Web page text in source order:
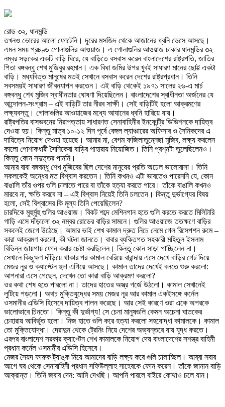
রোড ৩২, ধানমন্ডি
তখনও ভোরের আলো ফোটেনি। দূরের মসজিদ থেকে আজানের ধ্বনি ভেসে আসছে।
এমন সময় প্রচণ্ড গোলাগুলির আওয়াজ। এ গোলাগুলির আওয়াজ ঢাকার ধানমন্ডির ৩২
নম্বর সড়কের একটি বাড়ি ঘিরে, যে বাড়িতে বসবাস করেন বাংলাদেশের রাষ্ট্রপতি, জাতির
পিতা বঙ্গবন্ধু শেখ মুজিবুর রহমান। এক বিঘা জমির উপর খুবই সাধারণ মানের ছোট্ট একটা
বাড়ি। মধ্যবিত্ত মানুষের মতই সেখানে বসবাস করেন দেশের রাষ্ট্রপ্রধান। তিনি
সবসময়ই সাধারণ জীবনযাপন করতেন। এই বাড়ি থেকেই ১৯৭১ সালের ২৬-এ মার্চ
বঙ্গবন্ধু শেখ মুজিব স্বাধীনতার ঘোষণা দিয়েছিলেন। বাংলাদেশের স্বাধীনতা অর্জনের যে
আন্দোলন-সংগ্রাম – এই বাড়িটি তার নীরব সাক্ষী। সেই বাড়িটিই হলো আক্রমণের
লক্ষ্যবস্তু। গোলাগুলির আওয়াজের মধ্যে আযানের ধ্বনি হারিয়ে যায়।
রাষ্ট্রপতির বাসভবনের নিরাপত্তায় সাধারণত সেনাবাহিনীর ইনফেন্ট্রি ডিভিশনকে দায়িত্ব
দেওয়া হয়। কিন্তু মাত্র ১০-১২ দিন পূর্বে বেঙ্গল ল্যাঞ্চারের অফিসার ও সৈনিকদের এ
দায়িত্বে নিয়োগ দেওয়া হয়েছে। আমার মা, বেগম ফজিলাতুন্নেছা মুজিব, লক্ষ্য করলেন
কালো পোশাকধারী সৈনিকেরা বাড়ির পাহারায় নিয়োজিত। তিনি প্রশ্নটা তুলেছিলেনও।
কিন্তু কোন সদুত্তর পাননি।
আমার বাবা বঙ্গবন্ধু শেখ মুজিবের ছিল দেশের মানুষের প্রতি অঢেল ভালোবাসা। তিনি
সকলকেই অন্ধের মত বিশ্বাস করতেন। তিনি কখনও এটা ভাবতেও পারেননি যে, কোন
বাঙালি তাঁর ওপর গুলি চালাতে পারে বা তাঁকে হত্যা করতে পারে। তাঁকে বাঙালি কখনও
মারবে না, ক্ষতি করবে না – এই বিশ্বাস নিয়েই তিনি চলতেন। কিন্তু দুর্ভাগ্যের বিষয়
হলো, সেই বিশ্বাসের কি মূল্য তিনি পেয়েছিলেন?
চারদিকে মুহুর্মুহু গুলির আওয়াজ। বিকট শব্দে মেশিনগান হতে গুলি করতে করতে মিলিটারি
গাড়ি এসে দাঁড়ালো ৩২ নম্বর রোডের বাড়ির সামনে। গুলির আওয়াজে ততক্ষণে বাড়ির
সকলেই জেগে উঠেছে। আমার ভাই শেখ কামাল দ্রুত নিচে নেমে গেল রিসেপশন রুমে –
কারা আক্রমণ করলো, কী ঘটনা জানতে। বাবার ব্যক্তিগত সহকারী মহিতুল ইসলাম
বিভিন্ন জায়গায় ফোন করার চেষ্টা করছিলেন। কিন্তু কোন সাড়া পাচ্ছিলেন না।
সেখানে কিছুক্ষণ দাঁড়িয়ে থাকার পর কামাল বেরিয়ে বারান্দায় এসে দেখে বাড়ির গেট দিয়ে
মেজর নূর ও ক্যাপ্টেন হুদা এগিয়ে আসছে। কামাল তাদের দেখেই বলতে শুরু করলো:
আপনারা এসে গেছেন, দেখেন তো কারা বাড়ি আক্রমণ করলো?
ওর কথা শেষ হতে পারলো না। তাদের হাতের অস্ত্র গর্জে উঠলো। কামাল সেখানেই
লুটিয়ে পড়লো। অথচ মুক্তিযুদ্ধের সময় মেজর নূর আর কামাল একইসঙ্গে কর্নেল
ওসমানীর এডিসি হিসেবে দায়িত্ব পালন করেছে। আর সেই কারণে ওরা একে অপরকে
ভালোভাবে চিনতো। কিন্তু কী দুর্ভাগ্য! সে চেনা মানুষগুলি কেমন অচেনা ঘাতকের
চেহারায় আবির্ভূত হলো। নিজ হাতে গুলি করে হত্যা করলো সহযোদ্ধা কামালকে। কামাল
তো মুক্তিযোদ্ধা। দেরাদুন থেকে ট্রেনিং নিয়ে দেশের অভ্যন্তরে যায় যুদ্ধ করতে।
এরপর বাংলাদেশ সরকার ক্যাপ্টেন শেখ কামালকে নিয়োগ দেয় বাংলাদেশের সশস্ত্র বাহিনী
প্রধান কর্নেল ওসমানীর এডিসি হিসেবে।
মেজর সৈয়দ ফারুক ট্যাঙ্ক নিয়ে আমাদের বাড়ি লক্ষ্য করে গুলি চালাচ্ছিল। আব্বা সবার
আগে ঘর থেকে সেনাবাহিনী প্রধান সফিউল্লাহ সাহেবকে ফোন করেন। তাঁকে জানান বাড়ি
আক্রান্ত। তিনি জবাব দেন: আমি দেখছি। আপনি পারলে বাইরে কোথাও চলে যান।